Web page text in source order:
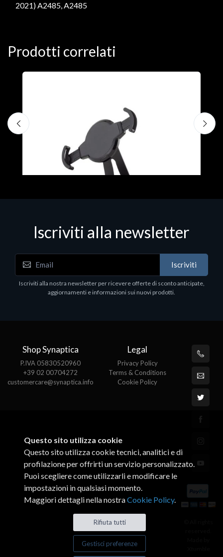
2021) A2485, A2485
Prodotti correlati
EPSON TABLET STAND, BLACK. Porta tablet
Epson, solido in metallo, orientabile in tre assi.
Adatto a tutti i tablet.
Iscriviti alla newsletter
Iscriviti
Iscriviti alla nostra newsletter per ricevere offerte di sconto anticipate,
aggiornamenti e informazioni sui nuovi prodotti.
Shop Synaptica
P.IVA 05830520960
+39 02 00704272
customercare@synaptica.info
Legal
Privacy Policy
Terms & Conditions
Cookie Policy
Questo sito utilizza cookie
Questo sito utilizza cookie tecnici, analitici e di
profilazione per offrirti un servizio personalizzato.
Puoi scegliere come utilizzarli e modificare le
impostazioni in qualsiasi momento.
Maggiori dettagli nella nostraCookie Policy.
Rifiuta tutti
Gestisci preferenze